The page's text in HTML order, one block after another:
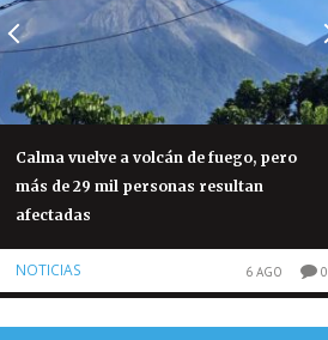
Calma vuelve a volcán de fuego, pero
más de 29 mil personas resultan
afectadas
NOTICIAS 6 AGO 0